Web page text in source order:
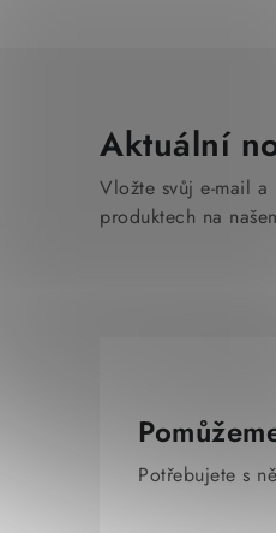
Aktuální
Vložte svůj e-mail a
produktech na
Potřebujete s